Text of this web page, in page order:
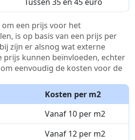
een prijs voor het
is op basis van een prijs per
zijn er alsnog wat externe
prijs kunnen beïnvloeden, echter
eenvoudig de kosten voor de
Kosten per m2
Vanaf 10 per m2
Vanaf 12 per m2